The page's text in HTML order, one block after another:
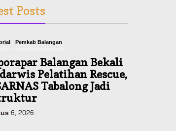
Posts
Pemkab Balangan
Balangan Bekali
Pelatihan Rescue,
Tabalong Jadi
6, 2026